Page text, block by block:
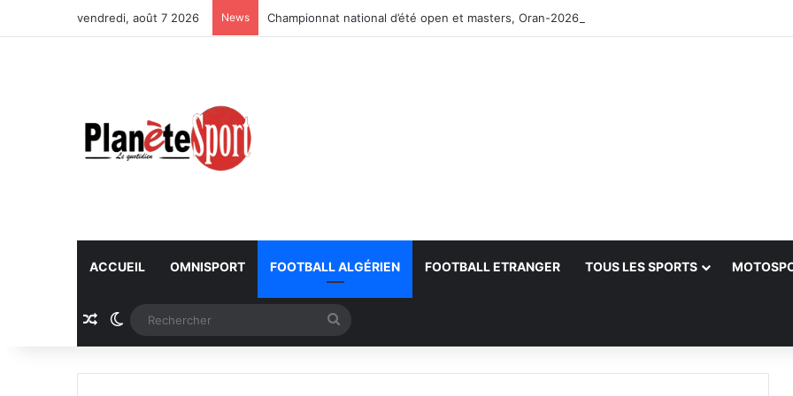
vendredi, août 7 2026 News Championnat national d’été open et masters, Oran-2026 — Le CRB s’adjuge le titre
ACCUEIL OMNISPORT FOOTBALL ALGÉRIEN FOOTBALL ETRANGER TOUS LES SPORTS
Article Aléatoire
Switch skin